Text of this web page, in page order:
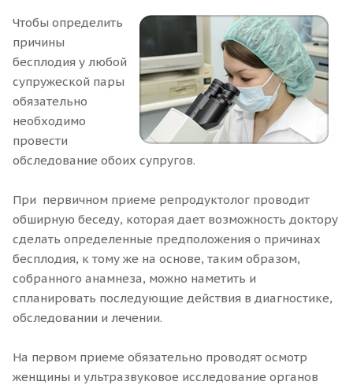
Чтобы определить
причины
бесплодия у любой
супружеской пары
обязательно
необходимо
провести
обследование обоих супругов.
При первичном приеме репродуктолог проводит
обширную беседу, которая дает возможность доктору
сделать определенные предположения о причинах
бесплодия, к тому же на основе, таким образом,
собранного анамнеза, можно наметить и
спланировать последующие действия в диагностике,
обследовании и лечении.
На первом приеме обязательно проводят осмотр
женщины и ультразвуковое исследование органов